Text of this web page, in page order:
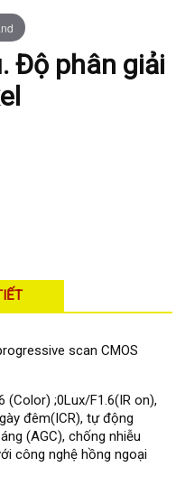
Độ phân giải
scan CMOS
(Color) ;0Lux/F1.6(IR on),
đêm(ICR), tự động
(AGC), chống nhiễu
công nghệ hồng ngoại